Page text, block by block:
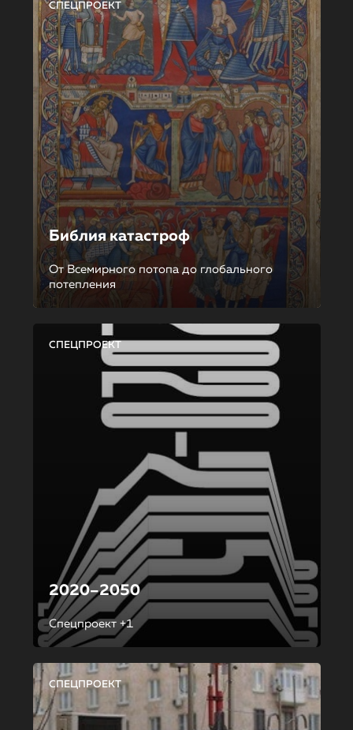
СПЕЦПРОЕКТ
Библия катастроф
От Всемирного потопа до глобального
потепления
СПЕЦПРОЕКТ
2020–2050
Спецпроект +1
СПЕЦПРОЕКТ